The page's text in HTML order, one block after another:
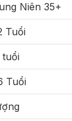
Niên 35+
Tuổi
tuổi
Tuổi